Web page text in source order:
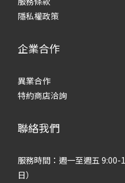
隱私權政策
企業合作
異業合作
特約商店洽詢
聯絡我們
服務時間：週一至週五
日）